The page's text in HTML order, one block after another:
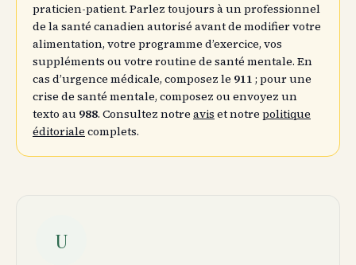
praticien-patient. Parlez toujours à un professionnel
de la santé canadien autorisé avant de modifier votre
alimentation, votre programme d’exercice, vos
suppléments ou votre routine de santé mentale. En
cas d’urgence médicale, composez le 911 ; pour une
crise de santé mentale, composez ou envoyez un
texto au 988. Consultez notre avis et notre politique
éditoriale complets.
U